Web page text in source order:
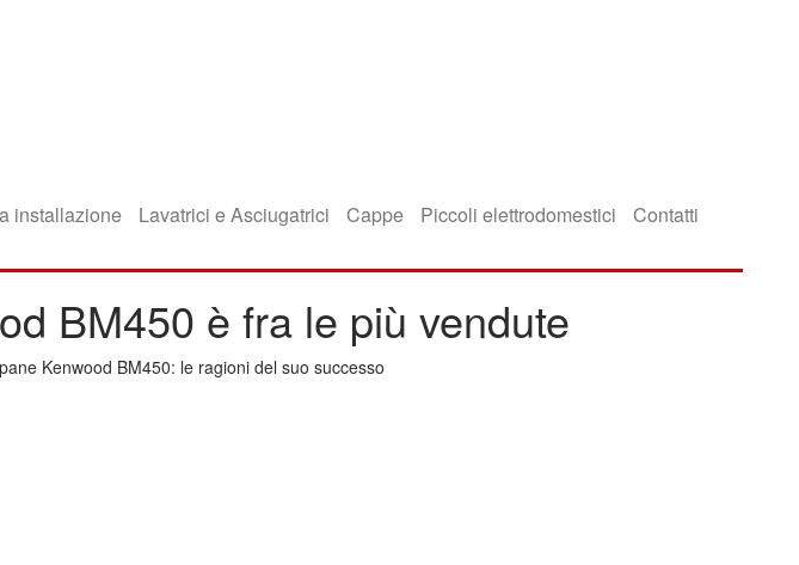
installazione Lavatrici e Asciugatrici Cappe Piccoli elettrodomestici Contatti
BM450 è fra le più vendute
Kenwood BM450: le ragioni del suo successo